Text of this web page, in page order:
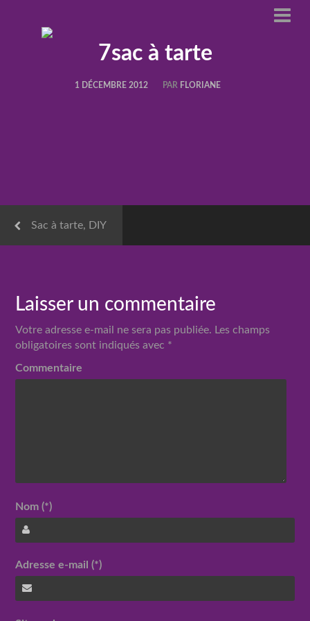
7sac à tarte
1 DÉCEMBRE 2012 PAR FLORIANE
Sac à tarte, DIY
Laisser un commentaire
Votre adresse e-mail ne sera pas publiée. Les champs
obligatoires sont indiqués avec *
Commentaire
Nom (*)
Adresse e-mail (*)